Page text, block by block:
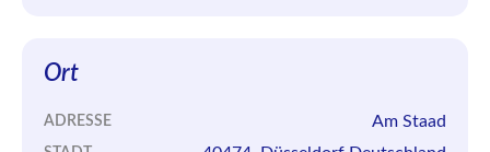
Ort
ADRESSE Am Staad